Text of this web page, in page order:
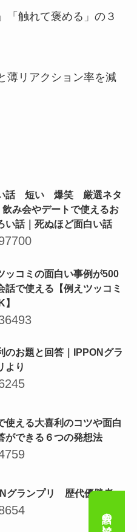
「触れて褒める」の３
薄リアクション率を減
話 短い 爆笑 厳選ネタ
飲み会やデートで使えるお
い話｜死ぬほど面白い話
ッコミの面白い事例が500
話で使える【例えツッコミ
のお題と回答｜IPPONグラ
より
使える大喜利のコツや面白
ができる６つの発想法
グランプリ 歴代優勝者